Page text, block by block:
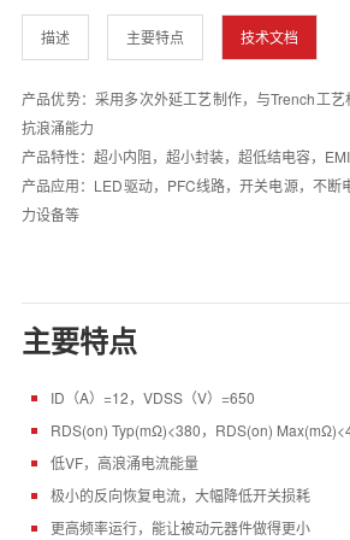
描述 主要特点 技术文档
产品优势：采用多次外延工艺制作，与Trench工
抗浪涌能力
产品特性：超小内阻，超小封装，超低结电容，
产品应用：LED驱动，PFC线路，开关电源，不断
力设备等
主要特点
ID（A）=12，VDSS（V）=650
RDS(on) Typ(mΩ)<380，RDS(on)
低VF，高浪涌电流能量
极小的反向恢复电流，大幅降低开关损耗
更高频率运行，能让被动元器件做得更小